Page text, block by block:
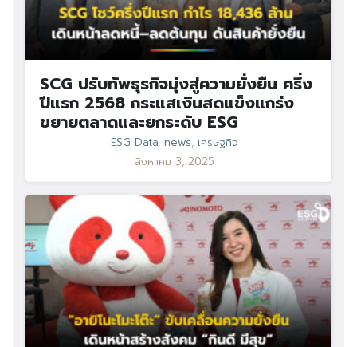
SCG ปรับทัพธุรกิจมุ่งสู่ความยั่งยืน ครึ่ง
ปีแรก 2568 กระแสเงินสดแข็งแกร่ง
ขยายตลาดและยกระดับ ESG
ESG Data, news, เศรษฐกิจ
สิงหาคม 3, 2025